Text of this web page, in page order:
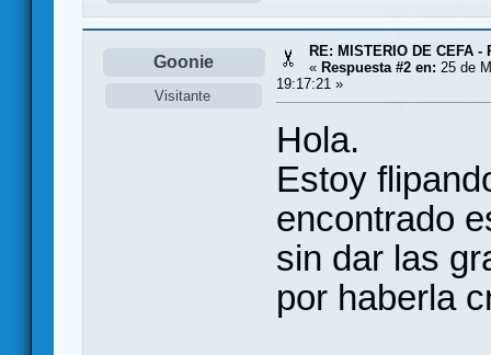
Goonie
Visitante
RE: MISTERIO DE CEFA -
« Respuesta #2 en: 25 de
19:17:21 »
Hola.
Estoy
encontrado
sin dar las
por haberla